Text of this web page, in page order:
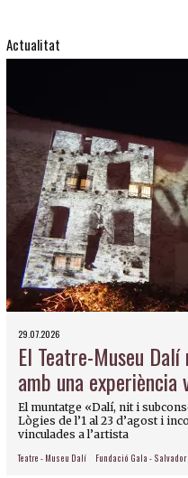
Actualitat
29.07.2026
El Teatre-Museu
amb una experiència
El muntatge «Dalí, nit i
Lògies de l’1 al 23 d’agost i
vinculades a l’artista
Teatre - Museu Dalí Fundació Gala -